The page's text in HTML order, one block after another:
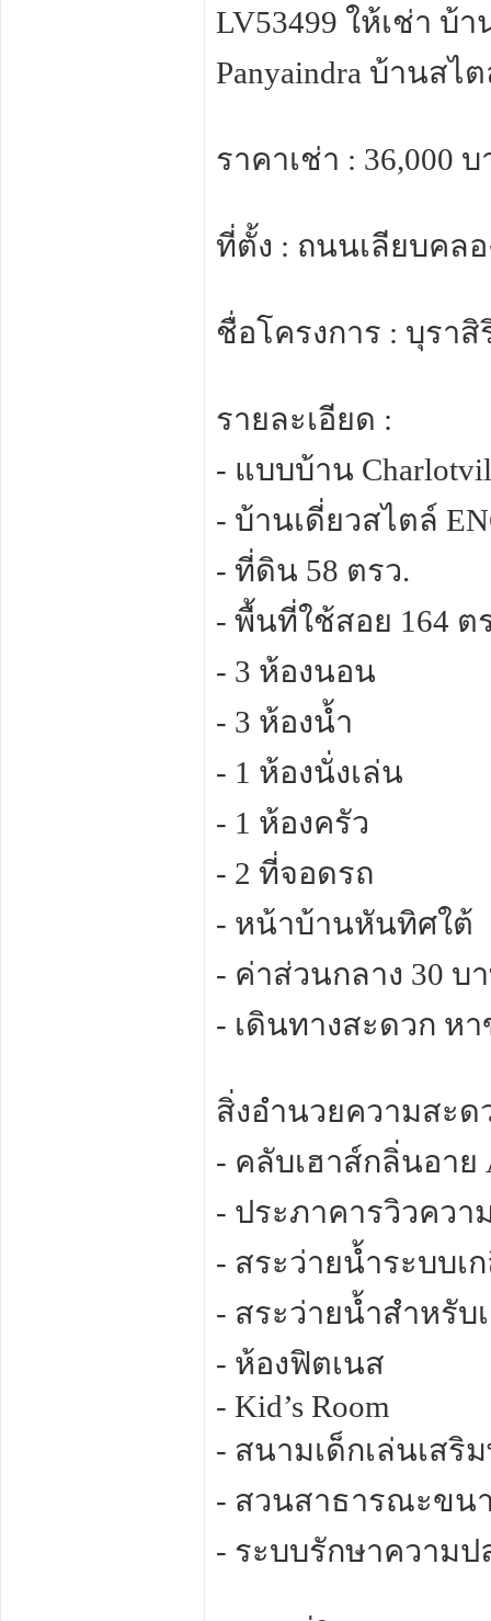
LV53499 ให้เช่า บ้
Panyaindra บ้านสไ
ราคาเช่า : 36,000
ที่ตั้ง : ถนนเลียบคล
ชื่อโครงการ : บุราสิ
รายละเอียด :
- แบบบ้าน
- บ้านเดี่ยวสไตล์
- ที่ดิน 58 ตรว.
- พื้นที่ใช้สอย 164 ต
- 3 ห้องนอน
- 3 ห้องน้ำ
- 1 ห้องนั่งเล่น
- 1 ห้องครัว
- 2 ที่จอดรถ
- หน้าบ้านหันทิศใต้
- ค่าส่วนกลาง 30 บ
- เดินทางสะดวก ห
สิ่งอำนวยความสะด
- คลับเฮาส์กลิ่นอาย
- ประภาคารวิวควา
- สระว่ายน้ำระบบเ
- สระว่ายน้ำสำหรับ
- ห้องฟิตเนส
- Kid’s Room
- สนามเด็กเล่นเส
- สวนสาธารณะขน
- ระบบรักษาความ